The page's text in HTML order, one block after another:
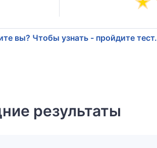
вы? Чтобы узнать - пройдите тест.
результаты